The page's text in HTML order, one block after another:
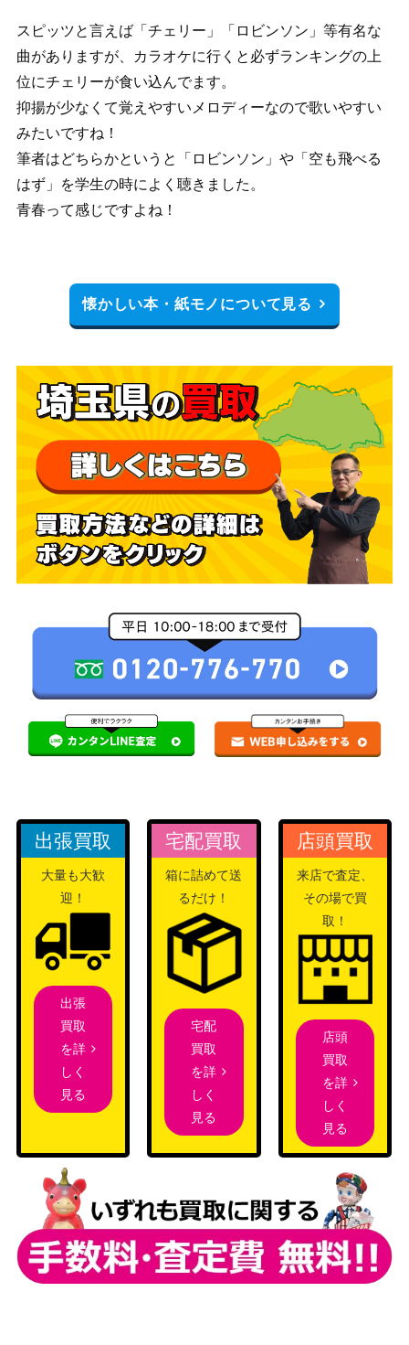
スピッツと言えば「チェリー」「ロビンソン」等有名な
曲がありますが、カラオケに行くと必ずランキングの上
位にチェリーが食い込んでます。
抑揚が少なくて覚えやすいメロディーなので歌いやすい
みたいですね！
筆者はどちらかというと「ロビンソン」や「空も飛べる
はず」を学生の時によく聴きました。
青春って感じですよね！
懐かしい本・紙モノについて見る
出張買取
大量も大歓
迎！
出張
買取
を詳
しく
見る
宅配買取
箱に詰めて送
るだけ！
宅配
買取
を詳
しく
見る
店頭買取
来店で査定、
その場で買
取！
店頭
買取
を詳
しく
見る